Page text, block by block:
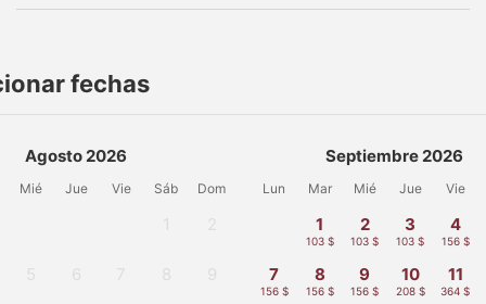
fechas
Agosto 2026
Mié Jue Vie Sáb Dom
Septiembre 2026
Lun Mar Mié Jue Vie
1
103 $
2
103 $
3
103 $
4
156 $
7
156 $
8
156 $
9
156 $
10
208 $
11
364 $